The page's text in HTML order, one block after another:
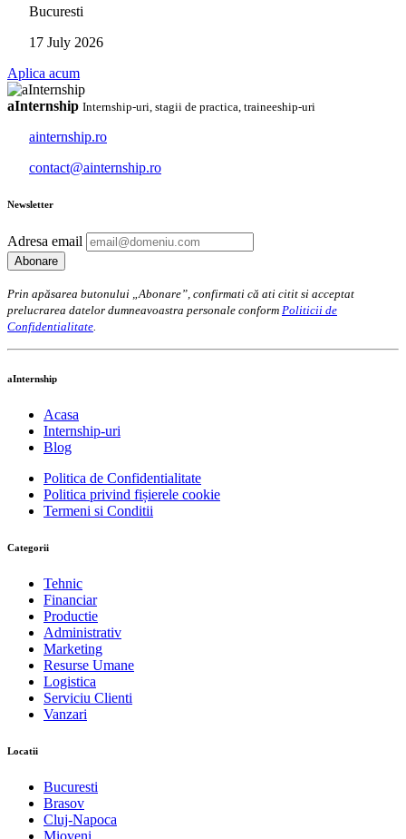
Bucuresti
17 July 2026
Aplica acum
aInternship Internship-uri, stagii de practica, traineeship-uri
ainternship.ro
contact@ainternship.ro
Newsletter
Adresa email
Prin apăsarea butonului „Abonare”, confirmati că ati citit si acceptat
prelucrarea datelor dumneavoastra personale conform Politicii de
Confidentialitate
aInternship
Acasa
Internship-uri
Blog
Politica de Confidentialitate
Politica privind fișierele cookie
Termeni si Conditii
Categorii
Tehnic
Financiar
Productie
Administrativ
Marketing
Resurse Umane
Logistica
Serviciu Clienti
Vanzari
Locatii
Bucuresti
Brasov
Cluj-Napoca
Mioveni